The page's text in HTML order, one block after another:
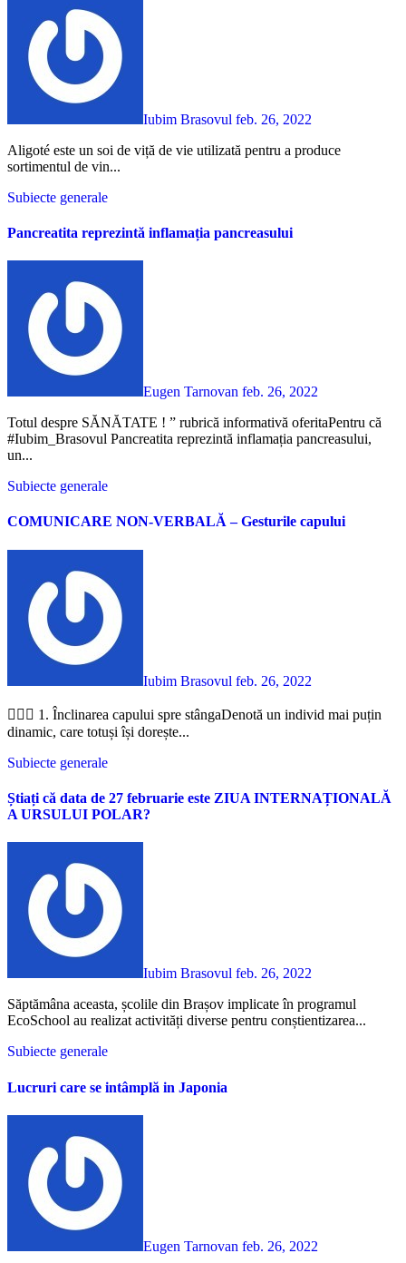
Iubim Brasovul feb. 26, 2022
Aligoté este un soi de viță de vie utilizată pentru a produce
sortimentul de vin...
Subiecte generale
Pancreatita reprezintă inflamația pancreasului
Eugen Tarnovan feb. 26, 2022
Totul despre SĂNĂTATE ! ” rubrică informativă oferitaPentru că
#Iubim_Brasovul Pancreatita reprezintă inflamația pancreasului,
un...
Subiecte generale
COMUNICARE NON-VERBALĂ – Gesturile capului
Iubim Brasovul feb. 26, 2022
💁🏻‍♀️ 1. Înclinarea capului spre stângaDenotă un individ mai puțin
dinamic, care totuși își dorește...
Subiecte generale
Știați că data de 27 februarie este ZIUA INTERNAȚIONALĂ
A URSULUI POLAR?
Iubim Brasovul feb. 26, 2022
Săptămâna aceasta, școlile din Brașov implicate în programul
EcoSchool au realizat activități diverse pentru conștientizarea...
Subiecte generale
Lucruri care se intâmplă in Japonia
Eugen Tarnovan feb. 26, 2022